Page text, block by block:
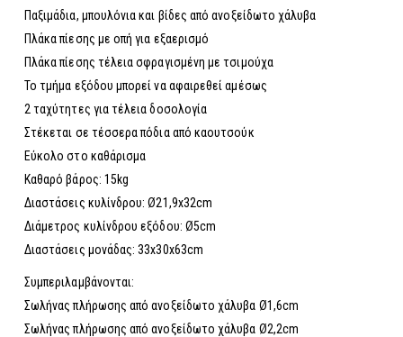
Παξιμάδια, μπουλόνια και βίδες από ανοξείδωτο χάλυβα
Πλάκα πίεσης με οπή για εξαερισμό
Πλάκα πίεσης τέλεια σφραγισμένη με τσιμούχα
Το τμήμα εξόδου μπορεί να αφαιρεθεί αμέσως
2 ταχύτητες για τέλεια δοσολογία
Στέκεται σε τέσσερα πόδια από καουτσούκ
Εύκολο στο καθάρισμα
Καθαρό βάρος: 15kg
Διαστάσεις κυλίνδρου: Ø21,9x32cm
Διάμετρος κυλίνδρου εξόδου: Ø5cm
Διαστάσεις μονάδας: 33x30x63cm
Συμπεριλαμβάνονται:
Σωλήνας πλήρωσης από ανοξείδωτο χάλυβα Ø1,6cm
Σωλήνας πλήρωσης από ανοξείδωτο χάλυβα Ø2,2cm